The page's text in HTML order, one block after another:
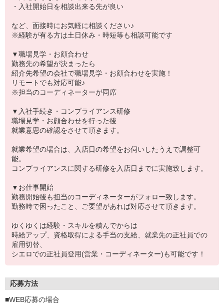
・入社開始日を相談出来る先が良い
など、面接時にお気軽に相談ください♪
※経験が有る方は土日休み・時短等も相談可能です
▼職場見学・お顔合わせ
勤務先の希望が決まったら
紹介先希望の会社で職場見学・お顔合わせを実施！
リモートでも対応可能♪
※担当のコーディネーターが同席
▼入社手続き・コンプライアンス研修
職場見学・お顔合わせを行った後
就業意思の確認をさせて頂きます。
就業希望の場合は、入店日の希望をお伺いしたうえで調整可
能。
コンプライアンスに関する研修を入店日までに実施致します。
▼お仕事開始
勤務開始後も担当のコーディネーターがフォロー致します。
勤務時で困ったこと、ご要望があれば対応させて頂きます。
ゆくゆくは経験・スキルを積んでからは
時給アップ、資格取得による手当の支給、就業先の正社員での
雇用切替、
シエロでの正社員登用(営業・コーディネーター)も可能です！
応募方法
■WEB応募の場合